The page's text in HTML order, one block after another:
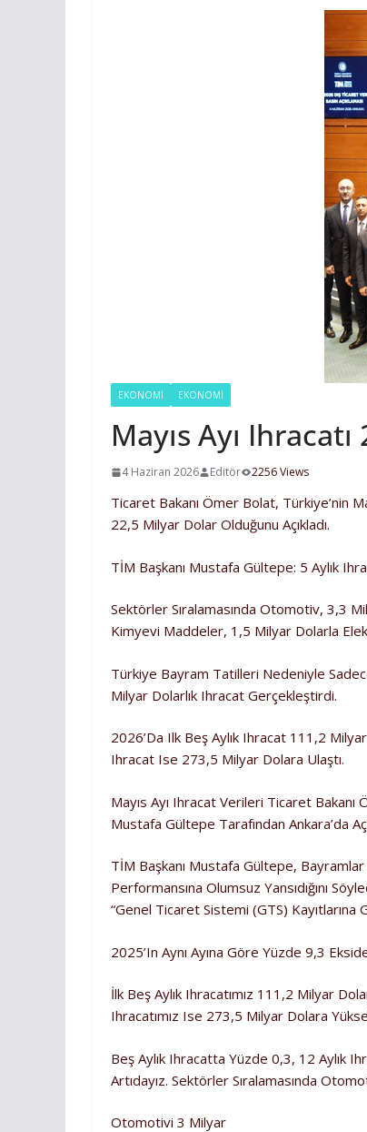
EKONOMİ EKONOMI
Mayıs Ayı
4 Haziran 2026 Editör 2256 Views
Ticaret Bakanı Ömer Bolat, Türkiye’nin
22,5 Milyar Dolar Olduğunu Açıkladı.
TİM Başkanı Mustafa Gültepe: 5 Aylık
Sektörler Sıralamasında Otomotiv, 3,3
Kimyevi Maddeler, 1,5 Milyar Dolarla
Türkiye Bayram Tatilleri Nedeniyle
Milyar Dolarlık Ihracat Gerçekleştirdi.
2026’da Ilk Beş Aylık Ihracat 111,2
Ihracat Ise 273,5 Milyar Dolara Ulaştı.
Mayıs Ayı Ihracat Verileri Ticaret
Mustafa Gültepe Tarafından Ankara’da
TİM Başkanı Mustafa Gültepe, Bayramlar
Performansına Olumsuz Yansıdığını
“Genel Ticaret Sistemi (GTS)
2025’in Aynı Ayına Göre Yüzde 9,3
İlk Beş Aylık Ihracatımız 111,2 Milyar
Ihracatımız Ise 273,5 Milyar Dolara
Beş Aylık Ihracatta Yüzde 0,3, 12 Aylık
Artıdayız. Sektörler Sıralamasında
Otomotivi 3 Milyar